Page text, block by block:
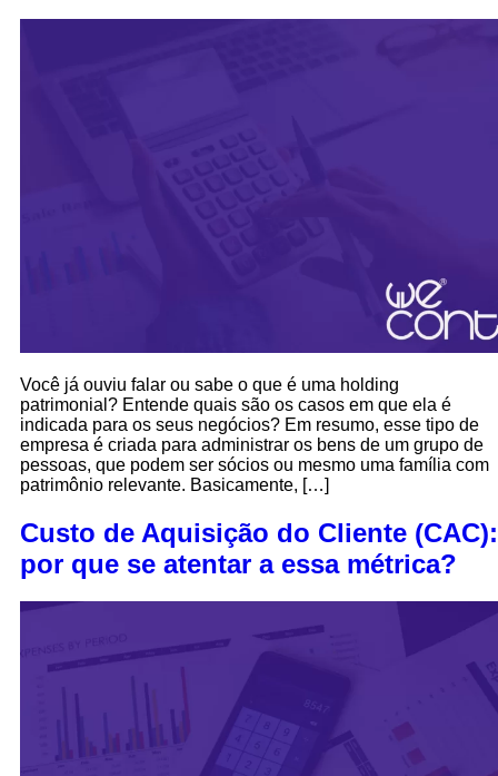
Você já ouviu falar ou sabe o que é uma holding
patrimonial? Entende quais são os casos em que ela é
indicada para os seus negócios? Em resumo, esse tipo de
empresa é criada para administrar os bens de um grupo de
pessoas, que podem ser sócios ou mesmo uma família com
patrimônio relevante. Basicamente, […]
Custo de Aquisição do Cliente (CAC):
por que se atentar a essa métrica?